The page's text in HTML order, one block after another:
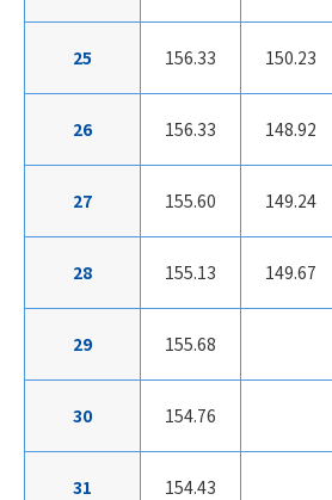
25 156.33 150.23
26 156.33 148.92
27 155.60 149.24
28 155.13 149.67
29 155.68
30 154.76
31 154.43